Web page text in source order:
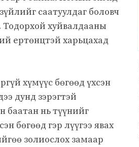
саатуулдаг боловч
Тодорхой хуйвалдааны
​​ертөнцтэй харьцахад
хүмүүс бөгөөд үхсэн
дунд зэрэгтэй
баатан нь түүнийг
бөгөөд гэр лүүгээ явах
золиослох замаар